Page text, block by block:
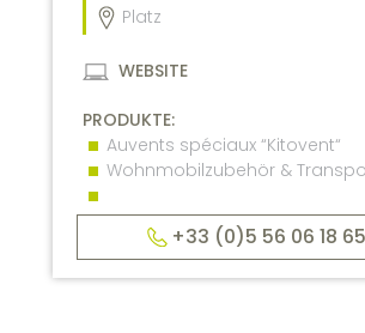
Platz
WEBSITE
PRODUKTE:
Auvents spéciaux “Kitovent“
Wohnmobilzubehör &
+33 (0)5 56 06 18 65